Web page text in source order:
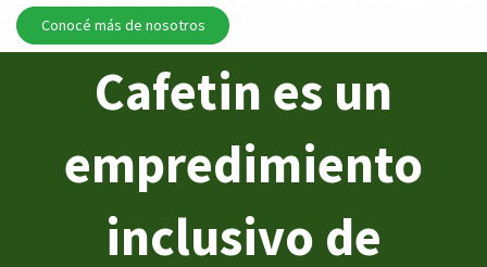
Conocé más de nosotros
Cafetin es un
empredimiento
inclusivo de